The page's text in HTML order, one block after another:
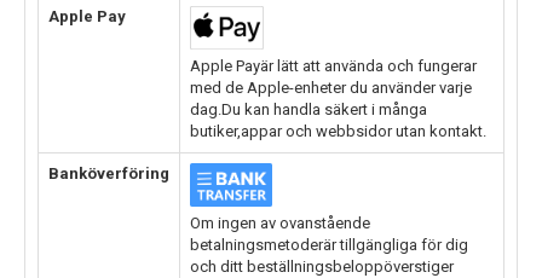
Apple Pay
Apple Payär lätt att använda och fungerar
med de Apple-enheter du använder varje
dag.Du kan handla säkert i många
butiker,appar och webbsidor utan kontakt.
Banköverföring
Om ingen av ovanstående
betalningsmetoderär tillgängliga för dig
och ditt beställningsbeloppöverstiger